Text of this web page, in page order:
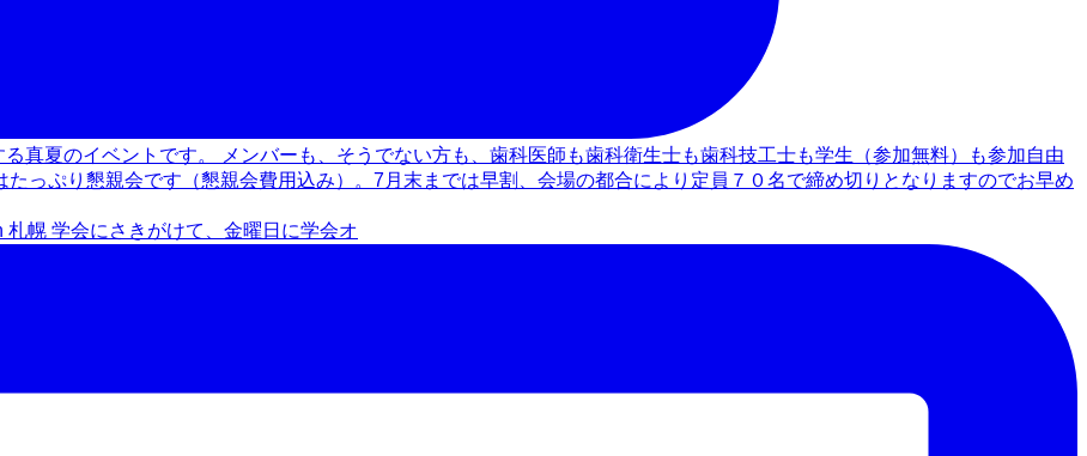
幌 学会にさきがけて、金曜日に学会オ